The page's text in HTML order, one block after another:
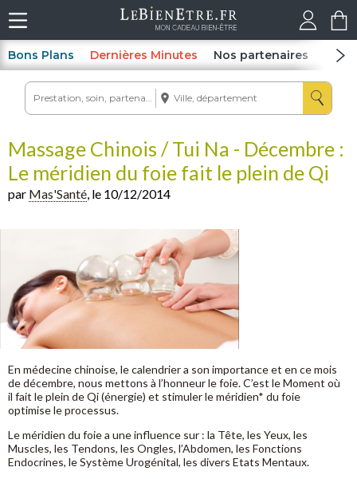
Bons Plans Dernières Minutes Nos partenaires Spas
Massage Chinois / Tui Na - Décembre :
Le méridien du foie fait le plein de Qi
par Mas'Santé, le 10/12/2014
En médecine chinoise, le calendrier a son importance et en ce mois
de décembre, nous mettons à l’honneur le foie. C’est le Moment où
il fait le plein de Qi (énergie) et stimuler le méridien* du foie
optimise le processus.
Le méridien du foie a une influence sur : la Tête, les Yeux, les
Muscles, les Tendons, les Ongles, l’Abdomen, les Fonctions
Endocrines, le Système Urogénital, les divers Etats Mentaux.